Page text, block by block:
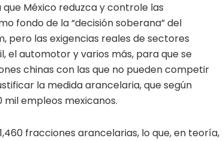
México reduzca y controle las
fondo de la “decisión soberana” del
pero las exigencias reales de sectores
el automotor y varios más, para que se
chinas con las que no pueden competir
la medida arancelaria, que según
empleos mexicanos.
fracciones arancelarias, lo que, en teoría,